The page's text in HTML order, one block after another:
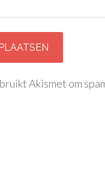
Akismet om